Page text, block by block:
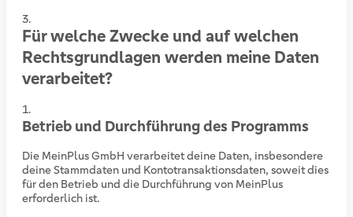
Für welche Zwecke und auf welchen
Rechtsgrundlagen werden meine Daten
verarbeitet?
Betrieb und Durchführung des Programms
Die MeinPlus GmbH verarbeitet deine Daten, insbesondere
deine Stammdaten und Kontotransaktionsdaten, soweit dies
für den Betrieb und die Durchführung von MeinPlus
erforderlich ist.